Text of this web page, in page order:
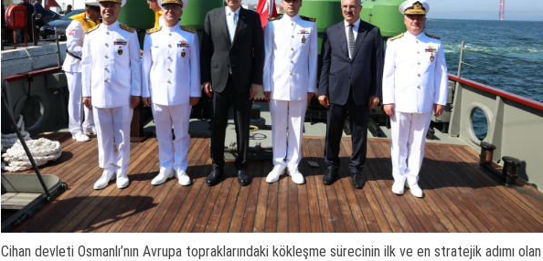
Cihan devleti Osmanlı’nın Avrupa topraklarındaki kökleşme sürecinin ilk ve en stratejik adımı olan